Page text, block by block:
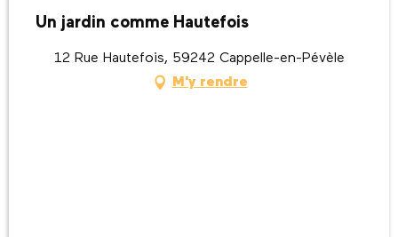
Un jardin comme Hautefois
12 Rue Hautefois, 59242 Cappelle-en-Pévèle
M'y rendre